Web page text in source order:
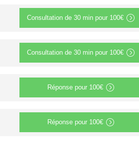
Consultation de 30 min pour 100€
Consultation de 30 min pour 100€
Réponse pour 100€
Réponse pour 100€